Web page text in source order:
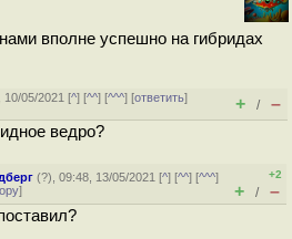
вполне успешно на гибридах
10/05/2021 [^] [^^] [^^^] [ответить]
+ / –
ведро?
(?), 09:48, 13/05/2021 [^] [^^] [^^^]
]
+2
+ / –